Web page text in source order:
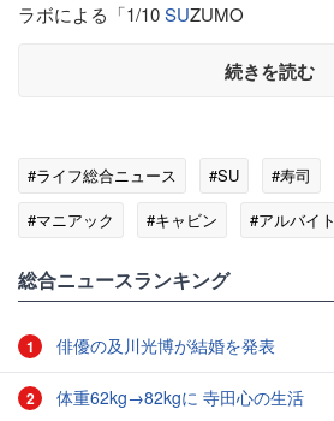
ラボによる「1/10SUZUMO
続きを読む
#ライフ総合ニュース #SU #寿司
#マニアック
#キャビン #アルバイト
総合ニュースランキング
1 俳優の及川光博が結婚を発表
2 体重62kg→82kgに 寺田心の生活